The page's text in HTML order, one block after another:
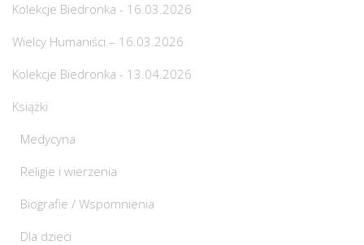
Kolekcje Biedronka - 16.03.2026
Wielcy Humaniści – 16.03.2026
Kolekcje Biedronka - 13.04.2026
Książki
Medycyna
Religie i wierzenia
Biografie / Wspomnienia
Dla dzieci